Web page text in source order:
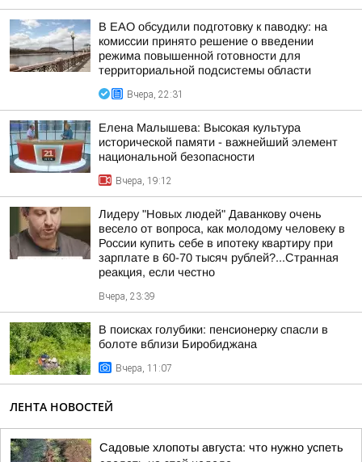
В ЕАО обсудили подготовку к паводку: на
комиссии принято решение о введении
режима повышенной готовности для
территориальной подсистемы области
Вчера, 22:31
Елена Малышева: Высокая культура
исторической памяти - важнейший элемент
национальной безопасности
Вчера, 19:12
Лидеру "Новых людей" Даванкову очень
весело от вопроса, как молодому человеку в
России купить себе в ипотеку квартиру при
зарплате в 60-70 тысяч рублей?...Странная
реакция, если честно
Вчера, 23:39
В поисках голубики: пенсионерку спасли в
болоте вблизи Биробиджана
Вчера, 11:07
ЛЕНТА НОВОСТЕЙ
Садовые хлопоты августа: что нужно успеть